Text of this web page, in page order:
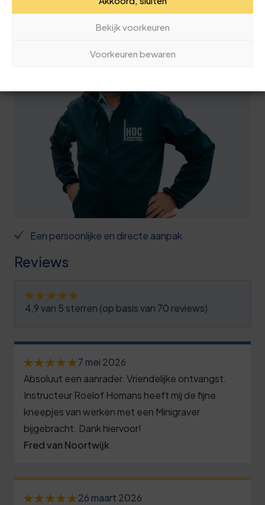
Bekijk voorkeuren
Voorkeuren bewaren
050 40 92 663
Een persoonlijke en directe aanpak
Reviews
4,9 van 5 sterren (op basis van 70 reviews)
7 mei 2026
Absoluut een aanrader. Vriendelijke ontvangst.
Instructeur Roelof Homans heeft mij de fijne
kneepjes van werken met een Minigraver
bijgebracht. Dank hiervoor!
Fred van Noortwijk
26 maart 2026